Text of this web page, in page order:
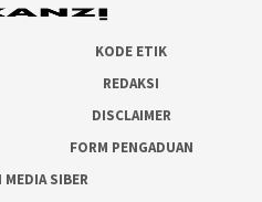
KODE ETIK
REDAKSI
DISCLAIMER
FORM PENGADUAN
MEDIA SIBER